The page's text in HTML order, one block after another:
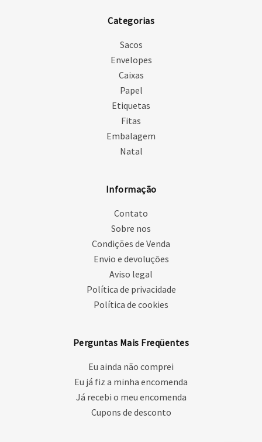
Categorias
Sacos
Envelopes
Caixas
Papel
Etiquetas
Fitas
Embalagem
Natal
Informação
Contato
Sobre nos
Condições de Venda
Envio e devoluções
Aviso legal
Política de privacidade
Política de cookies
Perguntas Mais Freqüentes
Eu ainda não comprei
Eu já fiz a minha encomenda
Já recebi o meu encomenda
Cupons de desconto